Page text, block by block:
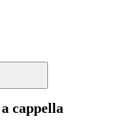
cappella